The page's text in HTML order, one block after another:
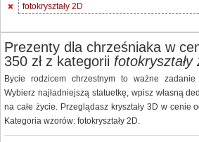
fotokryształy 2D
Prezenty dla chrześniaka w
350 zł z kategorii fotokryształy
Bycie rodzicem chrzestnym to ważne
Wybierz najładniejszą statuetkę, wpisz własną
na całe życie. Przeglądasz kryształy 3D w cenie
Kategoria wzorów: fotokryształy 2D.